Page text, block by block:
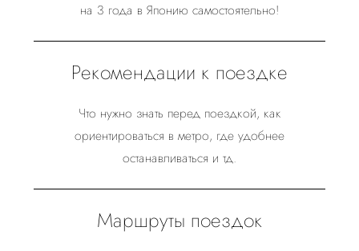
на 3 года в Японию самостоятельно!
Рекомендации к поездке
Что нужно знать перед поездкой, как
ориентироваться в метро, где удобнее
останавливаться и тд.
Маршруты поездок